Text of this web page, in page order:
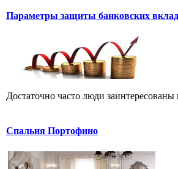
Параметры защиты банковских
Достаточно часто люди
Спальня Портофино